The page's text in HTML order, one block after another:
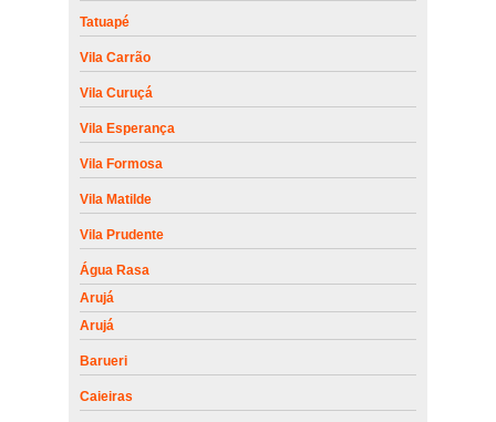
Tatuapé
Vila Carrão
Vila Curuçá
Vila Esperança
Vila Formosa
Vila Matilde
Vila Prudente
Água Rasa
Arujá
Arujá
Barueri
Caieiras